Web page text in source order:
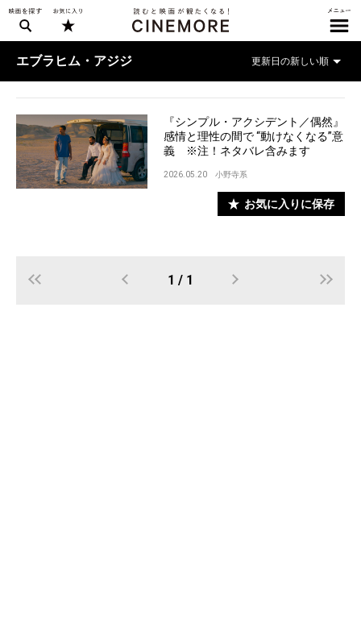
エブラヒム・アジジ
『シンプル・アクシデント／偶然』
感情と理性の間で “動けなくなる”意
義 ※注！ネタバレ含みます
2026.05.20 小野寺系
お気に入りに保存
1 / 1